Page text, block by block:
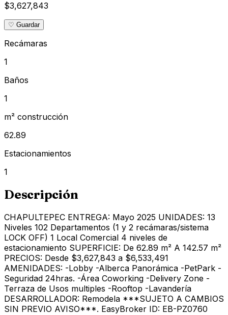
$3,627,843
♡ Guardar
Recámaras
1
Baños
1
m² construcción
62.89
Estacionamientos
1
Descripción
CHAPULTEPEC ENTREGA: Mayo 2025 UNIDADES: 13
Niveles 102 Departamentos (1 y 2 recámaras/sistema
LOCK OFF) 1 Local Comercial 4 niveles de
estacionamiento SUPERFICIE: De 62.89 m² A 142.57 m²
PRECIOS: Desde $3,627,843 a $6,533,491
AMENIDADES: -Lobby -Alberca Panorámica -PetPark -
Seguridad 24hras. -Área Coworking -Delivery Zone -
Terraza de Usos multiples -Rooftop -Lavandería
DESARROLLADOR: Remodela ***SUJETO A CAMBIOS
SIN PREVIO AVISO***. EasyBroker ID: EB-PZ0760